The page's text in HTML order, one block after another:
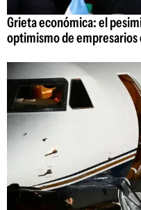
Grieta económica: el
optimismo de empresarios